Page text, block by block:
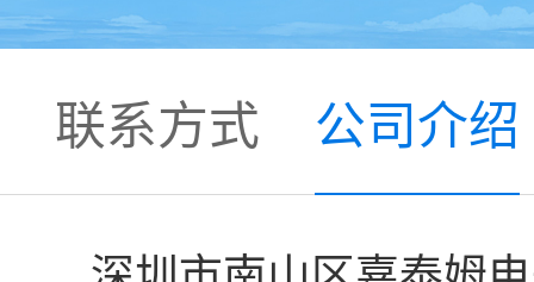
联系方式 公司介绍